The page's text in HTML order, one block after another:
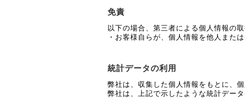
免責
以下の場合、第三者による個人情報の
・お客様自らが、個人情報を他人また
統計データの利用
弊社は、収集した個人情報をもとに、
弊社は、上記で示したような統計デー